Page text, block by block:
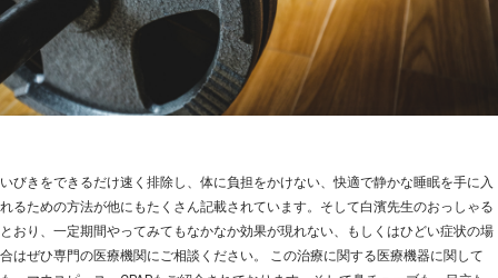
いびきをできるだけ速く排除し、体に負担をかけない、快適で静かな睡眠を手に入
れるための方法が他にもたくさん記載されています。そして白濱先生のおっしゃる
とおり、一定期間やってみてもなかなか効果が現れない、もしくはひどい症状の場
合はぜひ専門の医療機関にご相談ください。 この治療に関する医療機器に関して